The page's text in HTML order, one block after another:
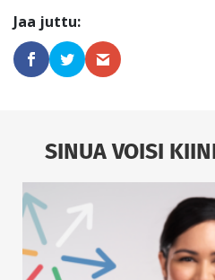
SINUA VOISI